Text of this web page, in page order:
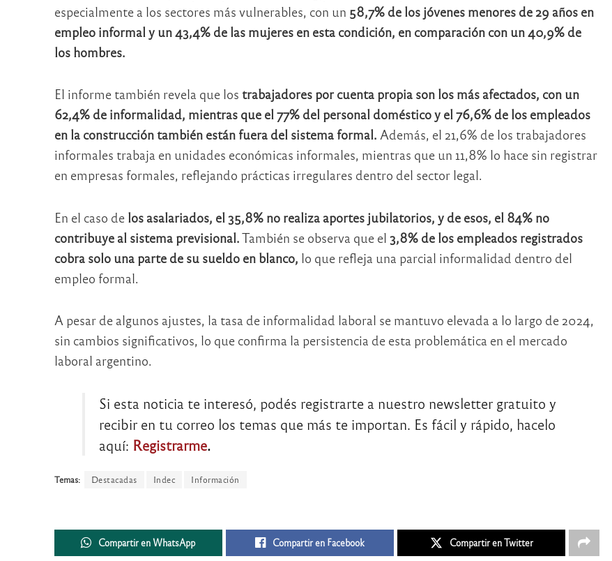
especialmente a los sectores más vulnerables, con un 58,7% de los jóvenes menores de 29 años en
empleo informal y un 43,4% de las mujeres en esta condición, en comparación con un 40,9% de
los hombres.
El informe también revela que los trabajadores por cuenta propia son los más afectados, con un
62,4% de informalidad, mientras que el 77% del personal doméstico y el 76,6% de los empleados
en la construcción también están fuera del sistema formal. Además, el 21,6% de los trabajadores
informales trabaja en unidades económicas informales, mientras que un 11,8% lo hace sin registrar
en empresas formales, reflejando prácticas irregulares dentro del sector legal.
En el caso delos asalariados, el 35,8% no realiza aportes jubilatorios, y de esos, el 84% no
contribuye al sistema previsional.También se observa que el 3,8% de los empleados registrados
cobra solo una parte de su sueldo en blanco, lo que refleja una parcial informalidad dentro del
empleo formal.
A pesar de algunos ajustes, la tasa de informalidad laboral se mantuvo elevada a lo largo de 2024,
sin cambios significativos, lo que confirma la persistencia de esta problemática en el mercado
laboral argentino.
Si esta noticia te interesó, podés registrarte a nuestro newsletter gratuito y
recibir en tu correo los temas que más te importan. Es fácil y rápido, hacelo
aquí: Registrarme.
Temas: Destacadas Indec Información
Compartir en WhatsApp Compartir en Facebook Compartir en Twitter